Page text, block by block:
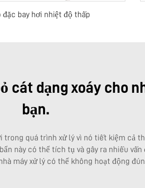
đặc bay hơi nhiệt độ thấp
cát dạng xoáy cho
bạn.
trong quá trình xử lý vì nó tiết kiệm cả
này có thể tích tụ và gây ra nhiều
máy xử lý có thể không hoạt động